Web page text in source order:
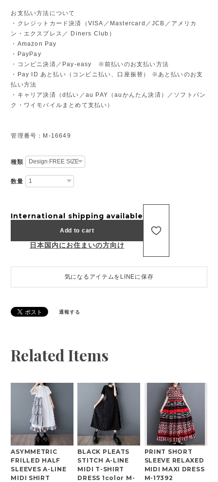
お支払い方法について
・クレジットカード決済（VISA／Mastercard／JCB／アメリカ
ン・エクスプレス／ Diners Club）
・Amazon Pay
・PayPay
・コンビニ決済／Pay-easy ※前払いのお支払い方法
・Pay ID あと払い（コンビニ払い、口座振替） ※あと払いのお支
払い方法
・キャリア決済（d払い／au PAY（auかんたん決済）／ソフトバン
ク・ワイモバイルまとめて支払い）
管理番号：M-16649
種類
数量
International shipping available
Add to cart
日本国内にお住まいの方向け
気になるアイテムをLINEに保存
通報する
Related Items
ASYMMETRIC
FRILLED HALF
SLEEVES A-LINE
MIDI SHIRT
BLACK PLEATS
STITCH A-LINE
MIDI T-SHIRT
DRESS 1color M-
PRINT SHORT
SLEEVE RELAXED
MIDI MAXI DRESS
M-17392